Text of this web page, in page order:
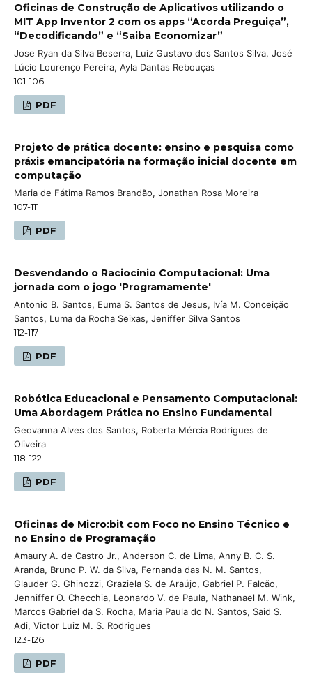
Oficinas de Construção de Aplicativos utilizando o
MIT App Inventor 2 com os apps “Acorda Preguiça”,
“Decodificando” e “Saiba Economizar”
Jose Ryan da Silva Beserra, Luiz Gustavo dos Santos Silva, José
Lúcio Lourenço Pereira, Ayla Dantas Rebouças
101-106
PDF
Projeto de prática docente: ensino e pesquisa como
práxis emancipatória na formação inicial docente em
computação
Maria de Fátima Ramos Brandão, Jonathan Rosa Moreira
107-111
PDF
Desvendando o Raciocínio Computacional: Uma
jornada com o jogo 'Programamente'
Antonio B. Santos, Euma S. Santos de Jesus, Ivía M. Conceição
Santos, Luma da Rocha Seixas, Jeniffer Silva Santos
112-117
PDF
Robótica Educacional e Pensamento Computacional:
Uma Abordagem Prática no Ensino Fundamental
Geovanna Alves dos Santos, Roberta Mércia Rodrigues de
Oliveira
118-122
PDF
Oficinas de Micro:bit com Foco no Ensino Técnico e
no Ensino de Programação
Amaury A. de Castro Jr., Anderson C. de Lima, Anny B. C. S.
Aranda, Bruno P. W. da Silva, Fernanda das N. M. Santos,
Glauder G. Ghinozzi, Graziela S. de Araújo, Gabriel P. Falcão,
Jenniffer O. Checchia, Leonardo V. de Paula, Nathanael M. Wink,
Marcos Gabriel da S. Rocha, Maria Paula do N. Santos, Said S.
Adi, Victor Luiz M. S. Rodrigues
123-126
PDF